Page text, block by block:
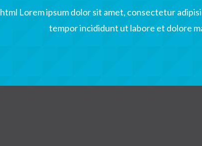
html Lorem ipsum dolor sit amet, consectetur
tempor incididunt ut labore et dolore